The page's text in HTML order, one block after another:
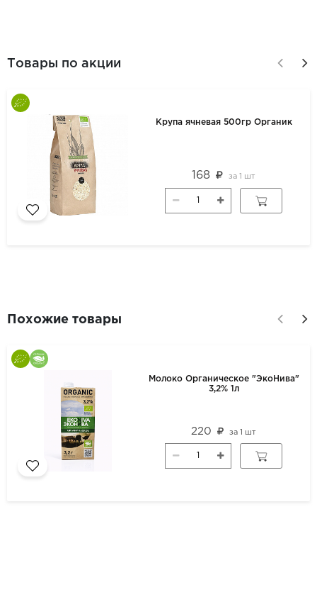
Товары по акции
Крупа ячневая 500гр Органик
168 за 1 шт
Похожие товары
Молоко Органическое "ЭкоНива"
3,2% 1л
220 за1 шт